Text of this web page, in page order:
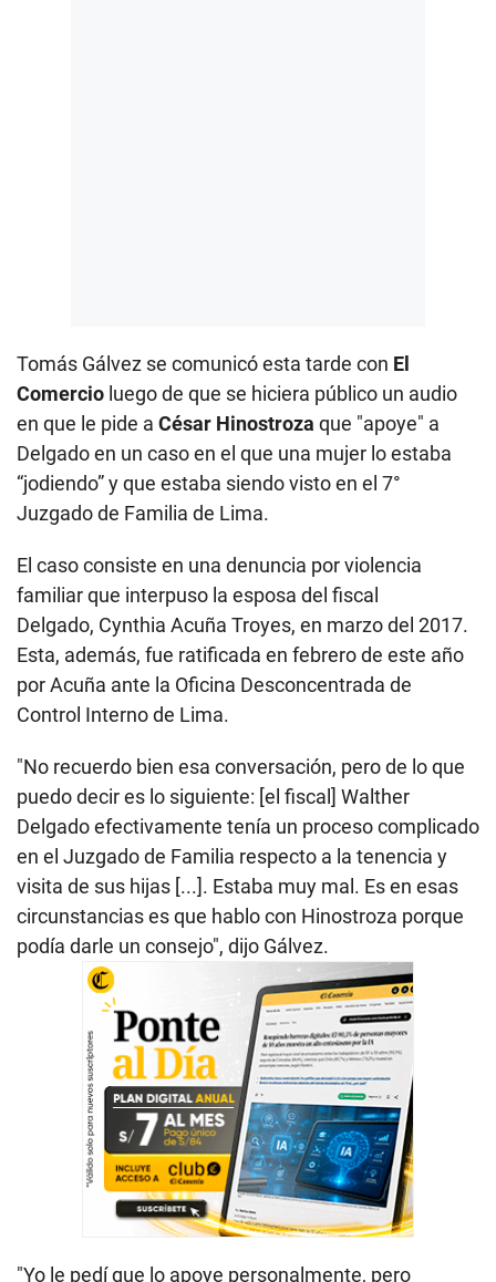
Tomás Gálvez se comunicó esta tarde con El
Comercio luego de que se hiciera público un audio
en que le pide a César Hinostroza que "apoye" a
Delgado en un caso en el que una mujer lo estaba
“jodiendo” y que estaba siendo visto en el 7°
Juzgado de Familia de Lima.
El caso consiste en una denuncia por violencia
familiar que interpuso la esposa del fiscal
Delgado, Cynthia Acuña Troyes, en marzo del 2017.
Esta, además, fue ratificada en febrero de este año
por Acuña ante la Oficina Desconcentrada de
Control Interno de Lima.
"No recuerdo bien esa conversación, pero de lo que
puedo decir es lo siguiente: [el fiscal] Walther
Delgado efectivamente tenía un proceso complicado
en el Juzgado de Familia respecto a la tenencia y
visita de sus hijas [...]. Estaba muy mal. Es en esas
circunstancias es que hablo con Hinostroza porque
podía darle un consejo", dijo Gálvez.
"Yo le pedí que lo apoye personalmente, pero